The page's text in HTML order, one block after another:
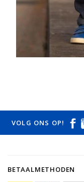
VOLG ONS OP!
BETAALMETHODEN